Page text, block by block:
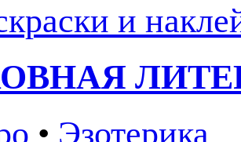
и
• Эзотерика